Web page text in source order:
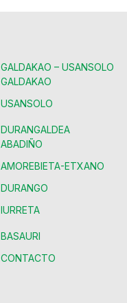
GALDAKAO – USANSOLO
GALDAKAO
USANSOLO
DURANGALDEA
ABADIÑO
AMOREBIETA-ETXANO
DURANGO
IURRETA
BASAURI
CONTACTO